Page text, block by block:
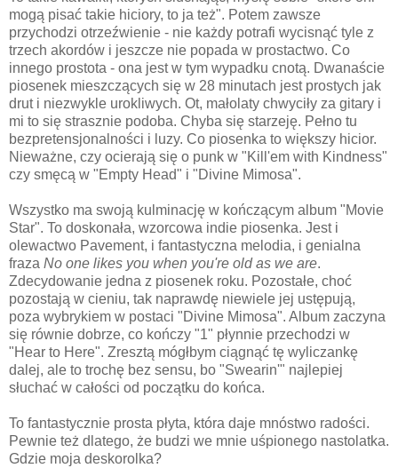
mogą pisać takie hiciory, to ja też". Potem zawsze
przychodzi otrzeźwienie - nie każdy potrafi wycisnąć tyle z
trzech akordów i jeszcze nie popada w prostactwo. Co
innego prostota - ona jest w tym wypadku cnotą. Dwanaście
piosenek mieszczących się w 28 minutach jest prostych jak
drut i niezwykle urokliwych. Ot, małolaty chwyciły za gitary i
mi to się strasznie podoba. Chyba się starzeję. Pełno tu
bezpretensjonalności i luzy. Co piosenka to większy hicior.
Nieważne, czy ocierają się o punk w "Kill'em with Kindness"
czy smęcą w "Empty Head" i "Divine Mimosa".
Wszystko ma swoją kulminację w kończącym album "Movie
Star". To doskonała, wzorcowa indie piosenka. Jest i
olewactwo Pavement, i fantastyczna melodia, i genialna
fraza No one likes you when you're old as we are.
Zdecydowanie jedna z piosenek roku. Pozostałe, choć
pozostają w cieniu, tak naprawdę niewiele jej ustępują,
poza wybrykiem w postaci "Divine Mimosa". Album zaczyna
się równie dobrze, co kończy "1" płynnie przechodzi w
"Hear to Here". Zresztą mógłbym ciągnąć tę wyliczankę
dalej, ale to trochę bez sensu, bo "Swearin'" najlepiej
słuchać w całości od początku do końca.
To fantastycznie prosta płyta, która daje mnóstwo radości.
Pewnie też dlatego, że budzi we mnie uśpionego nastolatka.
Gdzie moja deskorolka?